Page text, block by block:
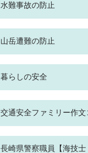
水難事故の防止
山岳遭難の防止
暮らしの安全
交通安全ファミリー作
長崎県警察職員【海技